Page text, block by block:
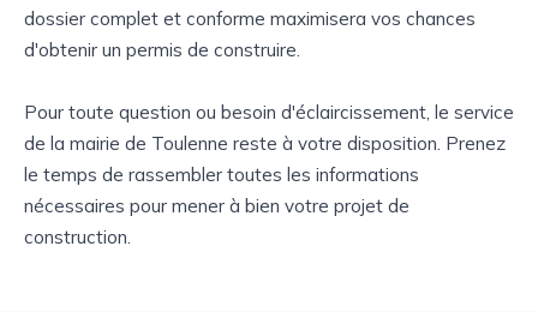
dossier complet et conforme maximisera vos chances
d'obtenir un permis de construire.
Pour toute question ou besoin d'éclaircissement, le service
de la mairie de Toulenne reste à votre disposition. Prenez
le temps de rassembler toutes les informations
nécessaires pour mener à bien votre projet de
construction.